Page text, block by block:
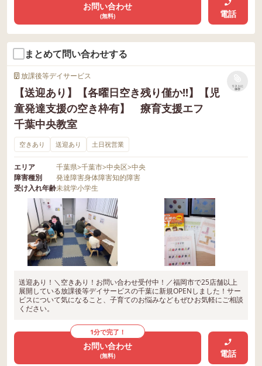
お問い合わせ
(無料) 電話
まとめて問い合わせする
放課後等デイサービス
【送迎あり】【各曜日空き残り僅か!!】【児
童発達支援の空き枠有】 療育支援エフ
千葉中央教室
リストに
保存
空きあり 送迎あり 土日祝営業
エリア 千葉県>千葉市>中央区>中央
障害種別
発達障害身体障害知的障害
受け入れ年齢未就学小学生
送迎あり！＼空きあり！お問い合わせ受付中！／福岡市で25店舗以上
展開している放課後等デイサービスの千葉に新規OPENしました！サー
ビスについて気になること、子育てのお悩みなどもぜひお気軽にご相談
ください。
1分で完了！
お問い合わせ
(無料) 電話